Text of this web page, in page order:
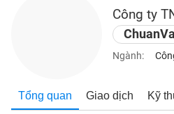
Công ty
Ngành:
Tổng quan Giao dịch Kỹ
NGHIỆP